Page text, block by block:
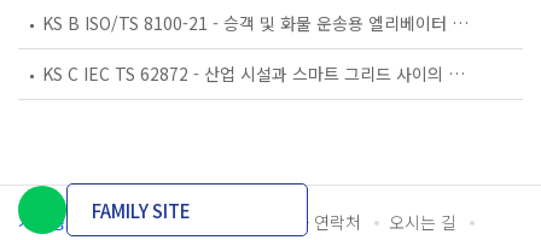
KS B ISO/TS 8100-21 - 승객 및 화물 운송용 엘리베이터 —제21부: 세계공통 필수안전요건(GESRs)을 충족하는 세계공통 안전 파라미터(GSPs)
KS C IEC TS 62872 - 산업 시설과 스마트 그리드 사이의 산업 공정 측정, 제어 및 자동화 시스템 인터페이스
개인정보처리방침 이용약관 담당자 연락처 오시는 길
FAMILY SITE